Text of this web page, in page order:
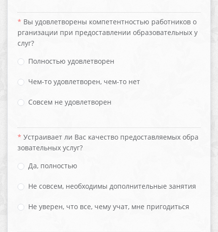
Вы удовлетворены компетентностью работников о
рганизации при предоставлении образовательных у
слуг?
Полностью удовлетворен
Чем-то удовлетворен, чем-то нет
Совсем не удовлетворен
Устраивает ли Вас качество предоставляемых обра
зовательных услуг?
Да, полностью
Не совсем, необходимы дополнительные занятия
Не уверен, что все, чему учат, мне пригодиться